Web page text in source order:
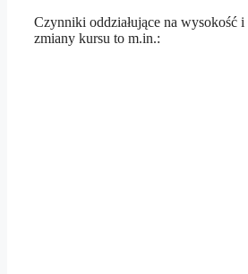
Czynniki oddziałujące na wysokość i
zmiany kursu to m.in.: